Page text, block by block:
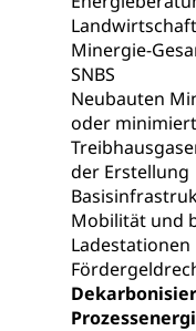
Landwirtschaft
Minergie-
SNBS
Neubauten
oder
der Erstellung
Mobilität und
Ladestationen